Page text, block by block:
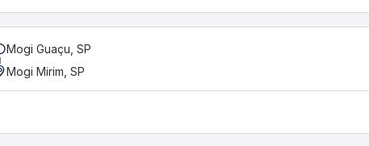
Mogi Guaçu, SP
Mogi Mirim, SP